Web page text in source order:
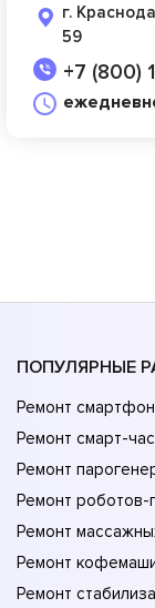
г.
59
+7 (800)
ПОПУЛЯРНЫЕ
Ремонт
Ремонт смарт-
Ремонт
Ремонт роботов-
Ремонт
Ремонт
Ремонт